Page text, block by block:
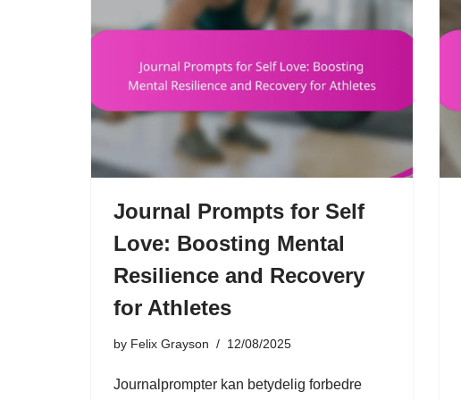
Journal Prompts for Self
Love: Boosting Mental
Resilience and Recovery
for Athletes
by Felix Grayson 12/08/2025
Journalprompter kan betydelig forbedre